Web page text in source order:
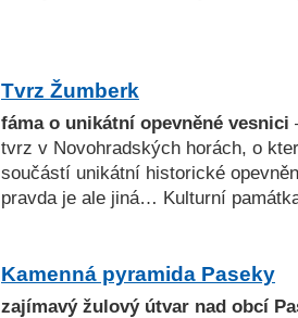
Tvrz Žumberk
fáma o unikátní opevněné vesnici
tvrz v Novohradských horách, o
součástí unikátní historické
pravda je ale jiná… Kulturní
Kamenná pyramida Paseky
zajímavý žulový útvar nad obcí